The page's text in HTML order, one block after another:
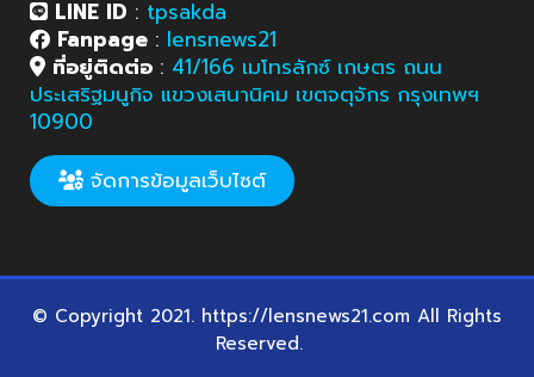
LINE ID : tpsakda
Fanpage : lensnews21
ที่อยู่ติดต่อ : 41/166 เมโทรลักซ์ เกษตร ถนน
ประเสริฐมนูกิจ แขวงเสนานิคม เขตจตุจักร กรุงเทพฯ
10900
จัดการข้อมูลเว็บไซต์
© Copyright 2021. https://lensnews21.com All Rights
Reserved.